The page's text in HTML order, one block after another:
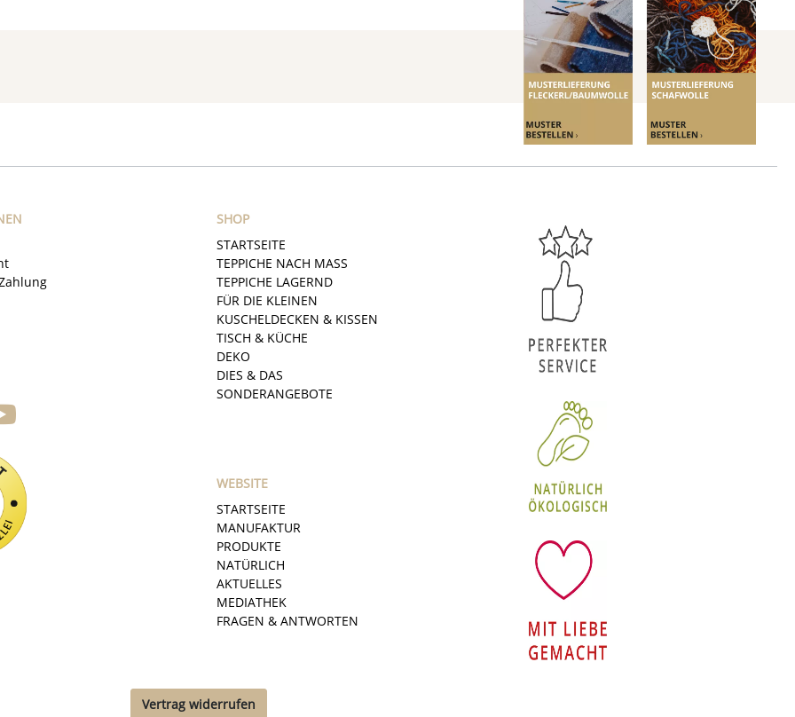
SHOP
STARTSEITE
TEPPICHE NACH MASS
TEPPICHE LAGERND
FÜR DIE KLEINEN
KUSCHELDECKEN & KISSEN
TISCH & KÜCHE
DEKO
DIES & DAS
SONDERANGEBOTE
WEBSITE
STARTSEITE
MANUFAKTUR
PRODUKTE
NATÜRLICH
AKTUELLES
MEDIATHEK
FRAGEN & ANTWORTEN
Vertrag widerrufen